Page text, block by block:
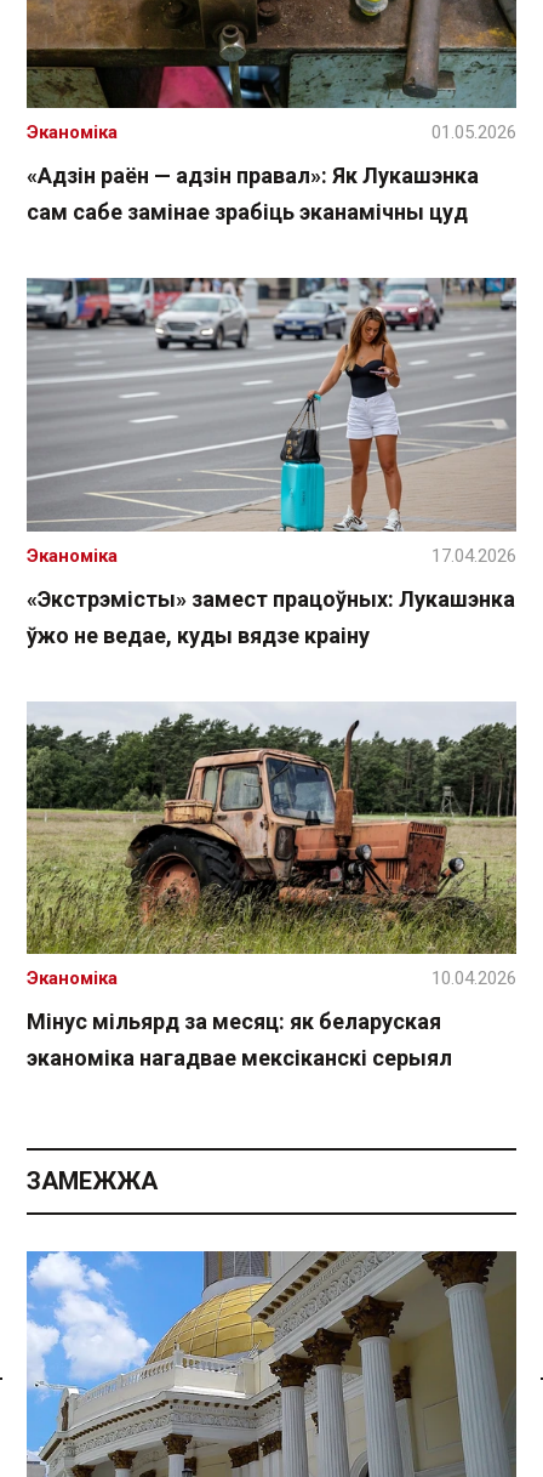
Спасылка без VPN
«Адзін раён — адзін правал»: Як Лукашэнка
сам сабе замінае зрабіць эканамічны цуд
Эканоміка 01.05.2026
«Экстрэмісты» замест працоўных: Лукашэнка
ўжо не ведае, куды вядзе краіну
Эканоміка 17.04.2026
Мінус мільярд за месяц: як беларуская
эканоміка нагадвае мексіканскі серыял
Эканоміка 10.04.2026
ЗАМЕЖЖА